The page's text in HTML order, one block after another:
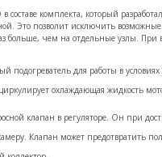
в составе комплекта, который
Это позволит исключить
больше, чем на отдельные узлы. При
подогреватель для работы в условиях
охлаждающая жидкость
клапан в регуляторе. Он при
Клапан может предотвратить